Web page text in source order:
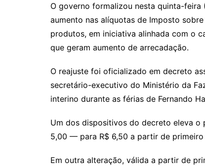
p
y
Li
n
k
at
s
A
p
e
gr
a
er t
k
e
dI
O governo formalizou nesta quinta-
aumento nas alíquotas de Imposto
produtos, em iniciativa alinhada com o
que geram aumento de arrecadação.
O reajuste foi oficializado em decreto
secretário-executivo do Ministério da
interino durante as férias de Fernando
Um dos dispositivos do decreto eleva
5,00 — para R$ 6,50 a partir de primeiro
Em outra alteração, válida a partir de